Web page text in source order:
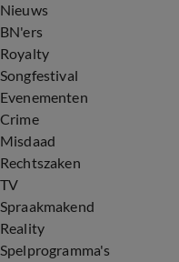
Nieuws
BN'ers
Royalty
Songfestival
Evenementen
Crime
Misdaad
Rechtszaken
TV
Spraakmakend
Reality
Spelprogramma's